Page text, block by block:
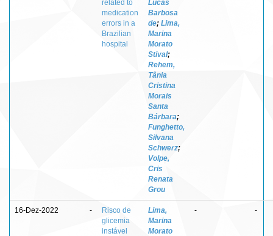
related to
medication
errors in a
Brazilian
hospital
Lucas
Barbosa
de; Lima,
Marina
Morato
Stival;
Rehem,
Tânia
Cristina
Morais
Santa
Bárbara;
Funghetto,
Silvana
Schwerz;
Volpe,
Cris
Renata
Grou
16-Dez-2022 -
Risco de
glicemia
instável
Lima,
Marina
Morato
- -